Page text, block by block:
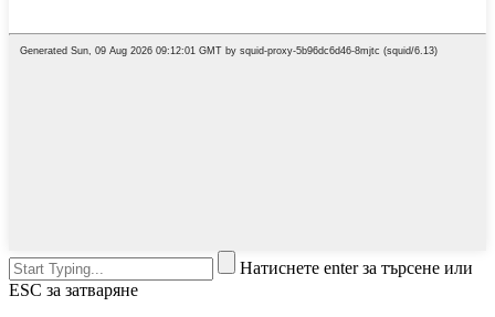
Натиснете enter за търсене или
ESC за затваряне